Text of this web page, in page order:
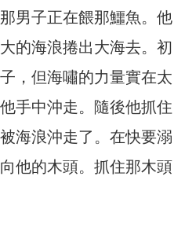
男子正在餵那鱷魚。他
的海浪捲出大海去。初
，但海嘯的力量實在太
手中沖走。隨後他抓住
海浪沖走了。在快要溺
他的木頭。抓住那木頭